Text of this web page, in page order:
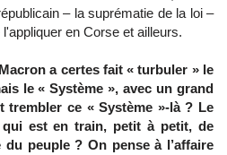
– la suprématie de la loi –
en Corse et ailleurs.
a certes fait « turbuler » le
le « Système », avec un grand
trembler ce « Système »-là ? Le
est en train, petit à petit, de
peuple ? On pense à l’affaire